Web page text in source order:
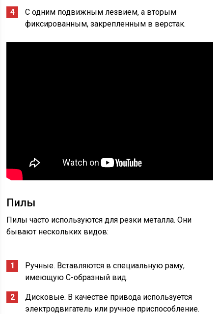
С одним подвижным лезвием, а вторым
фиксированным, закрепленным в верстак.
Пилы
Пилы часто используются для резки металла. Они
бывают нескольких видов:
Ручные. Вставляются в специальную раму,
имеющую С-образный вид.
Дисковые. В качестве привода используется
электродвигатель или ручное приспособление.